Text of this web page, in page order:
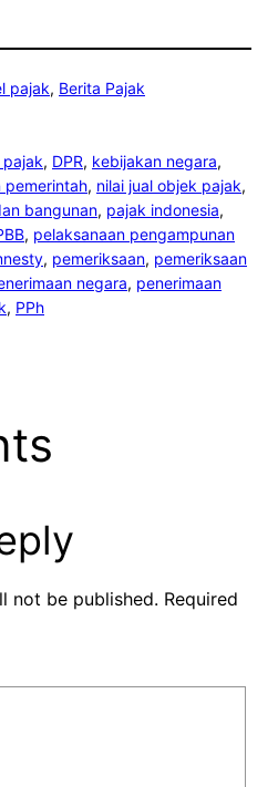
pajak, Berita Pajak
, DPR, kebijakan negara
pemerintah, nilai jual objek pajak
bangunan, pajak indonesia
, pelaksanaan pengampunan
, pemeriksaan, pemeriksaan
negara, penerimaan
, PPh
not be published. Required